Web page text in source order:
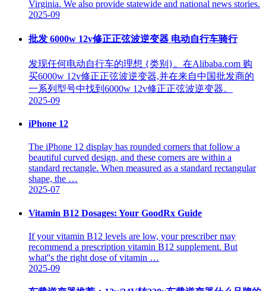
Virginia. We also provide statewide and national news stories.
2025-09
批发 6000w 12v修正正弦波逆变器 电动自行车骑行
发现任何电动自行车的理想 {类别}。在Alibaba.com 购
买6000w 12v修正正弦波逆变器,并在来自中国批发商的
一系列型号中找到6000w 12v修正正弦波逆变器。
2025-09
iPhone 12
The iPhone 12 display has rounded corners that follow a
beautiful curved design, and these corners are within a
standard rectangle. When measured as a standard rectangular
shape, the …
2025-07
Vitamin B12 Dosages: Your GoodRx Guide
If your vitamin B12 levels are low, your prescriber may
recommend a prescription vitamin B12 supplement. But
what''s the right dose of vitamin …
2025-09